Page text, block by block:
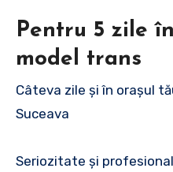
Pentru 5 zile
model trans
Câteva zile și în orașul tău! Trans Raisa ajunsă și în
Suceava
Seriozitate și